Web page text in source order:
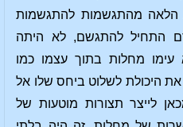
הלאה מהתגשמות להתגשמות
התחיל להתגשם, לא היתה
עימו מחלות בתוך עצמו כמו
היכולת לשלוט ביחס שלו אל
לייצר תצורות מוטעות של